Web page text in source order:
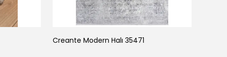
Creante Modern Halı 35471